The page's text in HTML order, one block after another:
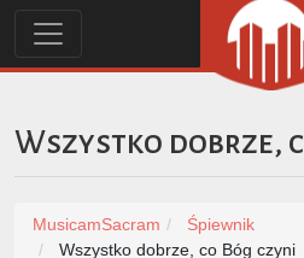
Wszystko dobrze,
MusicamSacram
Śpiewnik
Wszystko dobrze, co Bóg czyni